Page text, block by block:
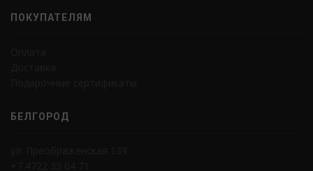
ПОКУПАТЕЛЯМ
БЕЛГОРОД